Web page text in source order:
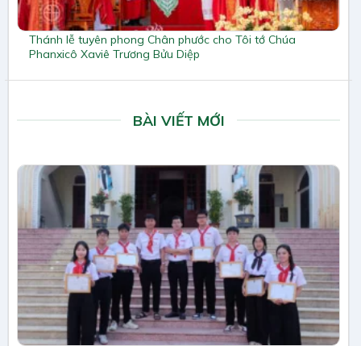
Thánh lễ tuyên phong Chân phước cho Tôi tớ Chúa
Phanxicô Xaviê Trương Bửu Diệp
BÀI VIẾT MỚI